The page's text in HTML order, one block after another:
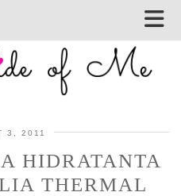
3, 2011
HIDRATANTA
THERMAL